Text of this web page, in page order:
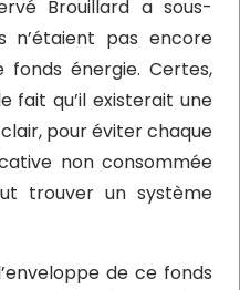
Brouillard a sous-
n’étaient pas encore
énergie. Certes,
fait qu’il existerait une
pour éviter chaque
non consommée
trouver un système
de ce fonds